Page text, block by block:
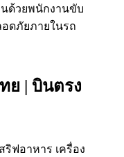
ด้วยพนักงานขับ
ดภัยภายในรถ
ย | บินตรง
ริฟอาหาร เครื่อง